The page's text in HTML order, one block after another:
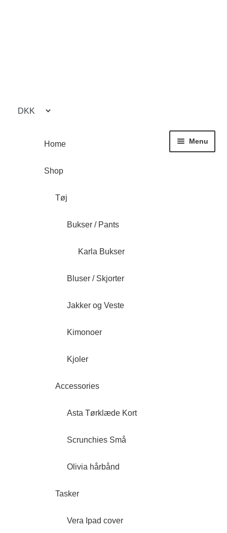
Menu
Home
Shop
Tøj
Bukser / Pants
Karla Bukser
Bluser / Skjorter
Jakker og Veste
Kimonoer
Kjoler
Accessories
Asta Tørklæde Kort
Scrunchies Små
Olivia hårbånd
Tasker
Vera Ipad cover